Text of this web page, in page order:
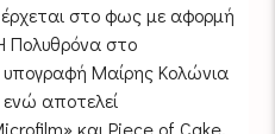
έρχεται στο φως με αφορμή
Πολυθρόνα στο
υπογραφή Μαίρης Κολώνια
ενώ αποτελεί
και Piece of Cake.